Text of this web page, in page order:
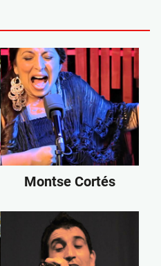
Montse Cortés